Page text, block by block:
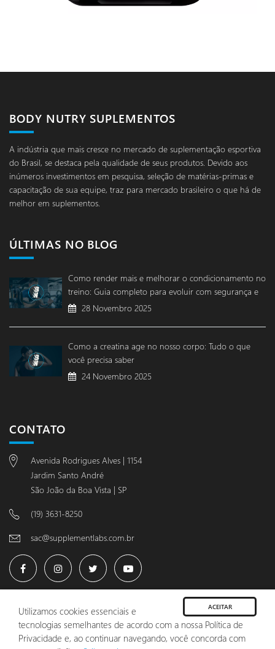
ACEITAR
Utilizamos cookies essenciais e
tecnologias semelhantes de acordo com a nossa Política de
Privacidade e, ao continuar navegando, você concorda com
BODY NUTRY SUPLEMENTOS
A indústria que mais cresce no mercado de suplementação esportiva
do Brasil, se destaca pela qualidade de seus produtos. Devido aos
inúmeros investimentos em pesquisa, seleção de matérias-primas e
capacitação de sua equipe, traz para mercado brasileiro o que há de
melhor em suplementos.
ÚLTIMAS NO BLOG
Como render mais e melhorar o condicionamento no
treino: Guia completo para evoluir com segurança e
desempenho
28 Novembro 2025
Como a creatina age no nosso corpo: Tudo o que
você precisa saber
24 Novembro 2025
CONTATO
Avenida Rodrigues Alves | 1154
Jardim Santo André
São João da Boa Vista | SP
(19) 3631-8250
sac@supplementlabs.com.br
© 2024 Body Nutry Suplementos - Todos os direitos reservados